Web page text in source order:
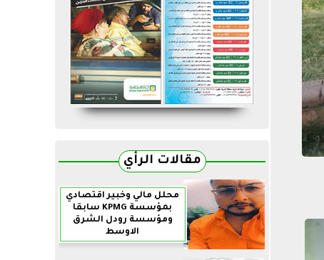
مقالات الرأي
محلل مالي وخبير اقتصادي
بمؤسسة KPMG سابقا
ومؤسسة رودل الشرق
الاوسط